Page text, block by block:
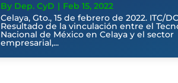
By Dep. CyD | Feb 15, 2022
Celaya, Gto., 15 de febrero de 2022. ITC/
Resultado de la vinculación entre el
Nacional de México en Celaya y el sector
empresarial,...